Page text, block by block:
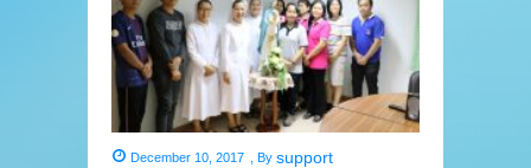
December 10, 2017 By support